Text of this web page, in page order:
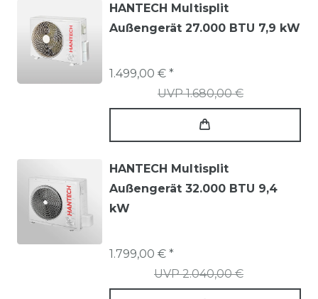
HANTECH Multisplit
Außengerät 27.000 BTU 7,9 kW
UVP 1.680,00 €
1.499,00 € *
HANTECH Multisplit
Außengerät 32.000 BTU 9,4
kW
UVP 2.040,00 €
1.799,00 € *